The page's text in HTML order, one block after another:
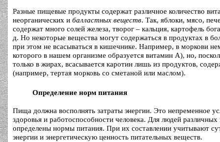
Разные пищевые продукты содержат различное количество
неорганических и балластных веществ. Так, яблоки, мясо,
содержат много солей железа, творог – кальция, картофель
д. Но некоторые вещества могут содержаться в продуктах в
при этом не всасываться в кишечнике. Например, в моркови
которого в нашем организме образуется витамин А), но,
только в жирах, всасывается каротин лишь из продуктов,
(например, тертая морковь со сметаной или маслом).
Определение норм питания
Пища должна восполнять затраты энергии. Это непременное
здоровья и работоспособности человека. Для людей
определены нормы питания. При их составлении учитывают
энергии и энергетическую ценность питательных веществ.